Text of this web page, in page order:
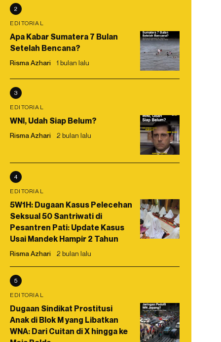
2
EDITORIAL
Apa Kabar Sumatera 7 Bulan
Setelah Bencana?
Risma Azhari 1 bulan lalu
3
EDITORIAL
WNI, Udah Siap Belum?
Risma Azhari 2 bulan lalu
4
EDITORIAL
5W1H: Dugaan Kasus Pelecehan
Seksual 50 Santriwati di
Pesantren Pati: Update Kasus
Usai Mandek Hampir 2 Tahun
Risma Azhari 2 bulan lalu
5
EDITORIAL
Dugaan Sindikat Prostitusi
Anak di Blok M yang Libatkan
WNA: Dari Cuitan di X hingga ke